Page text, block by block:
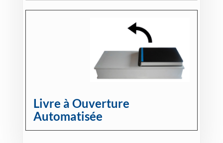
Livre à Ouverture
Automatisée